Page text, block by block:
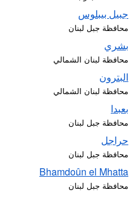
جبيل بيبلوس
محافظة جبل لبنان
بشري
محافظة لبنان الشمالي
البترون
محافظة لبنان الشمالي
بعبدا
محافظة جبل لبنان
حراجل
محافظة جبل لبنان
Bhamdoûn el Mhatta
محافظة جبل لبنان